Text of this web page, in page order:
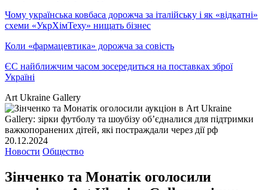
Чому українська ковбаса дорожча за італійську і як «відкатні»
схеми «УкрХімТеху» нищать бізнес
Коли «фармацевтика» дорожча за совість
ЄС найближчим часом зосередиться на поставках зброї
Україні
Art Ukraine Gallery
20.12.2024
Новости Общество
Зінченко та Монатік оголосили